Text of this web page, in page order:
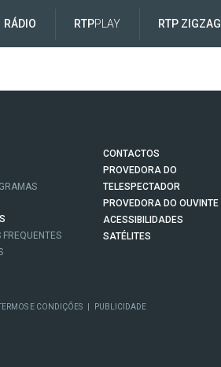
RÁDIO RTPPLAY RTP ZIGZAG
FREQUENTES
CONTACTOS
PROVEDORA DO
TELESPECTADOR
PROVEDORA DO OUVINTE
ACESSIBILIDADES
SATÉLITES
E CONDIÇÕES PUBLICIDADE